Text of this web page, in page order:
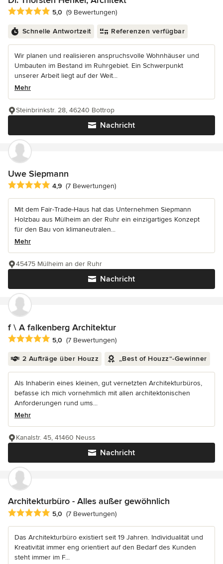
Durchschnittliche Bewertung: 5 von 5 Sternen
5,0 (9 Bewertungen)
Schnelle Antwortzeit Referenzen verfügbar
Wir planen und realisieren anspruchsvolle Wohnhäuser und
Umbauten im Bestand im Ruhrgebiet. Ein Schwerpunkt
unserer Arbeit liegt auf der Weit...
Mehr
Nachricht
Steinbrinkstr. 28, 46240 Bottrop
Uwe Siepmann
Durchschnittliche Bewertung: 4.9 von 5 Sternen
4,9 (7 Bewertungen)
Mit dem Fair-Trade-Haus hat das Unternehmen Siepmann
Holzbau aus Mülheim an der Ruhr ein einzigartiges Konzept
für den Bau von klimaneutralen...
Mehr
Nachricht
45475 Mülheim an der Ruhr
f \ A falkenberg Architektur
Durchschnittliche Bewertung: 5 von 5 Sternen
5,0 (7 Bewertungen)
2 Aufträge über Houzz „Best of Houzz“-Gewinner
Als Inhaberin eines kleinen, gut vernetzten Architekturbüros,
befasse ich mich vornehmlich mit allen architektonischen
Anforderungen rund ums...
Mehr
Nachricht
Kanalstr. 45, 41460 Neuss
Architekturbüro - Alles außer gewöhnlich
Durchschnittliche Bewertung: 5 von 5 Sternen
5,0 (7 Bewertungen)
Das Architekturbüro existiert seit 19 Jahren. Individualität und
Kreativität immer eng orientiert auf den Bedarf des Kunden
steht immer im F...